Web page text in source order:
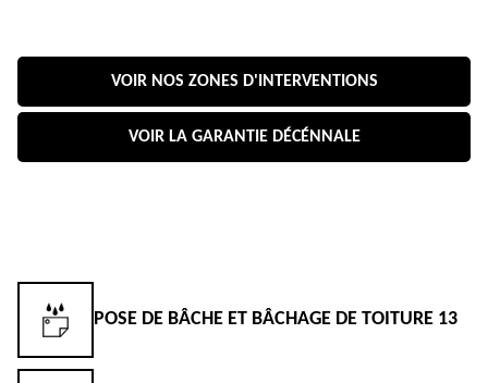
VOIR NOS ZONES D'INTERVENTIONS
VOIR LA GARANTIE DÉCÉNNALE
POSE DE BÂCHE ET BÂCHAGE DE TOITURE 13